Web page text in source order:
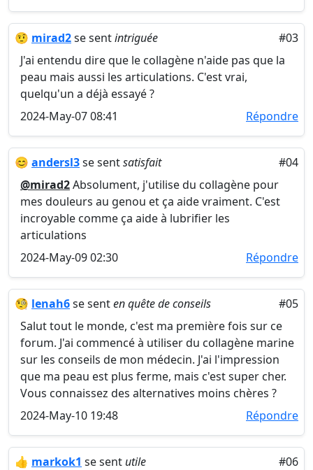
🤨 mirad2se sentintriguée
#03
J'ai entendu dire que le collagène n'aide pas que la
peau mais aussi les articulations. C'est vrai,
quelqu'un a déjà essayé ?
2024-May-07 08:41
Répondre
😊 andersl3se sentsatisfait
#04
@mirad2Absolument, j'utilise du collagène pour
mes douleurs au genou et ça aide vraiment. C'est
incroyable comme ça aide à lubrifier les
articulations
2024-May-09 02:30
Répondre
🧐 lenah6se senten quête de conseils
#05
Salut tout le monde, c'est ma première fois sur ce
forum. J'ai commencé à utiliser du collagène marine
sur les conseils de mon médecin. J'ai l'impression
que ma peau est plus ferme, mais c'est super cher.
Vous connaissez des alternatives moins chères ?
2024-May-10 19:48
Répondre
👍 markok1 se sent utile
#06